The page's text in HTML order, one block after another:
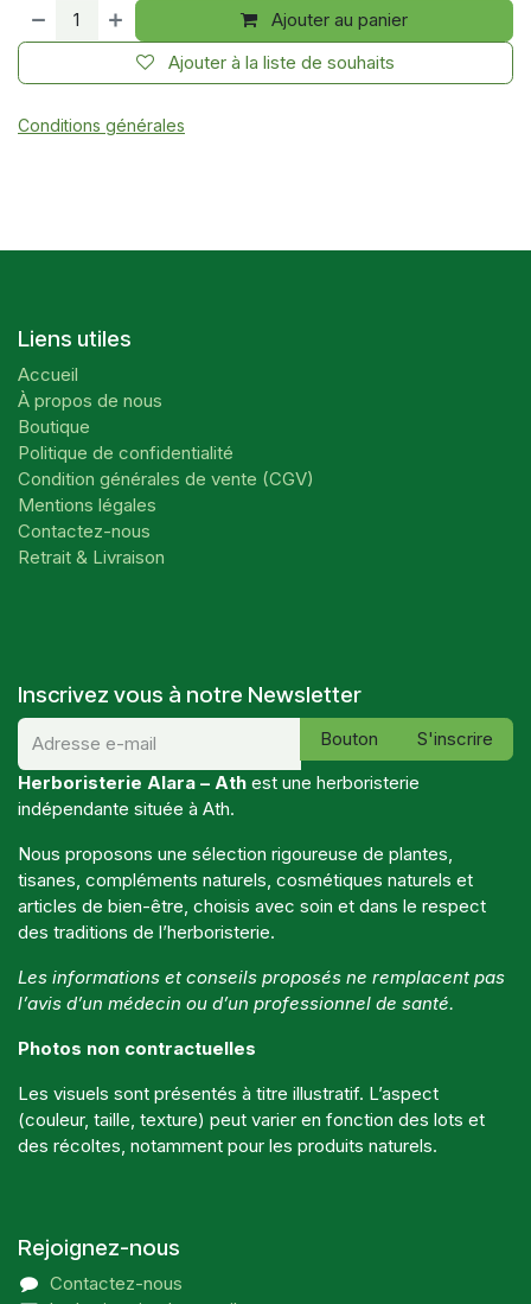
Ajouter au panier
Ajouter à la liste de souhaits
Conditions générales
Liens utiles
Accueil
À propos de nous
Boutique
Politique de confidentialité
Condition générales de vente (CGV)
Mentions légales
Contactez-nous
Retrait & Livraison
Inscrivez vous à notre Newsletter
Bouton
S'inscrire
Herboristerie Alara – Ath est une herboristerie
indépendante située à Ath.
Nous proposons une sélection rigoureuse de plantes,
tisanes, compléments naturels, cosmétiques naturels et
articles de bien-être, choisis avec soin et dans le respect
des traditions de l’herboristerie.
Les informations et conseils proposés ne remplacent pas
l’avis d’un médecin ou d’un professionnel de santé.
Photos non contractuelles
Les visuels sont présentés à titre illustratif. L’aspect
(couleur, taille, texture) peut varier en fonction des lots et
des récoltes, notamment pour les produits naturels.
Rejoignez-nous
Contactez-nous